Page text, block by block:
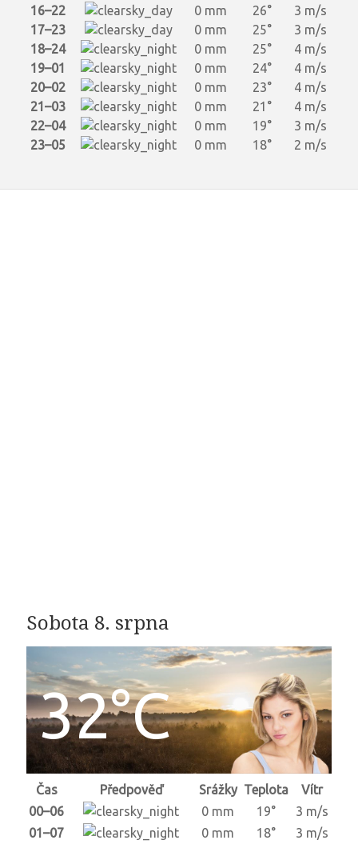
16–22
0 mm 26°
3 m/s
17–23
0 mm 25°
3 m/s
18–24
0 mm 25°
4 m/s
19–01
0 mm 24°
4 m/s
20–02
0 mm 23°
4 m/s
21–03
0 mm 21°
4 m/s
22–04
0 mm 19°
3 m/s
23–05
0 mm 18° 2 m/s
Sobota 8. srpna
32°C
Čas Předpověď Srážky Teplota
Vítr
00–06
0 mm 19°
3 m/s
01–07
0 mm 18°
3 m/s